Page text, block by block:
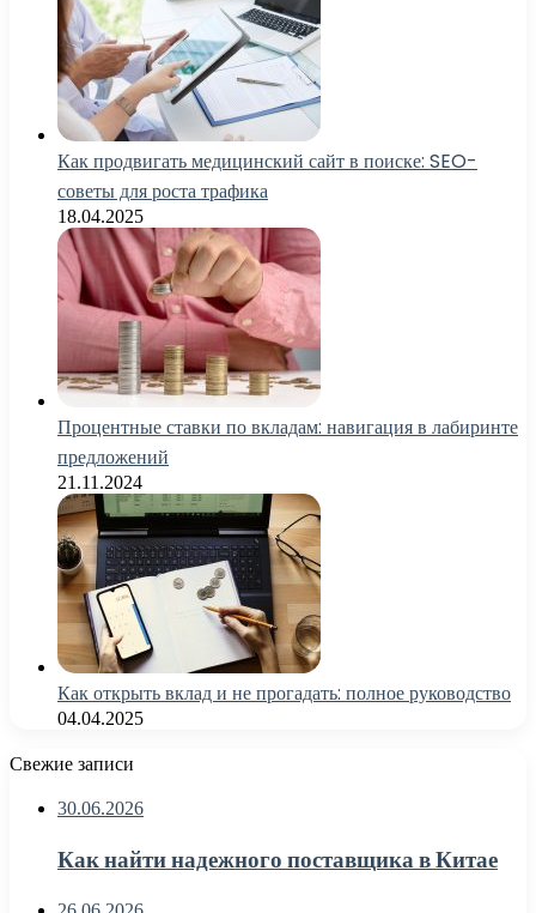
Как продвигать медицинский сайт в поиске: SEO-
советы для роста трафика
18.04.2025
Процентные ставки по вкладам: навигация в лабиринте
предложений
21.11.2024
Как открыть вклад и не прогадать: полное руководство
04.04.2025
Свежие записи
30.06.2026
Как найти надежного поставщика в Китае